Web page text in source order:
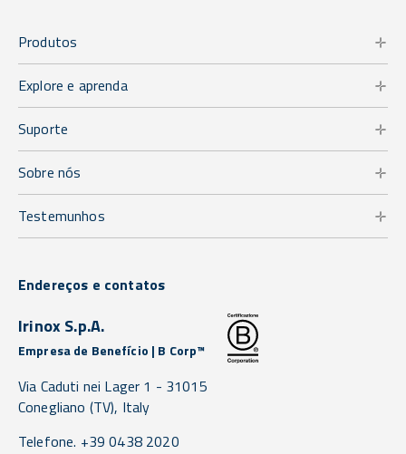
Produtos
Explore e aprenda
Suporte
Sobre nós
Testemunhos
Endereços e contatos
Irinox S.p.A.
Empresa de Benefício | B Corp™
Via Caduti nei Lager 1 - 31015
Conegliano (TV), Italy
Telefone. +39 0438 2020